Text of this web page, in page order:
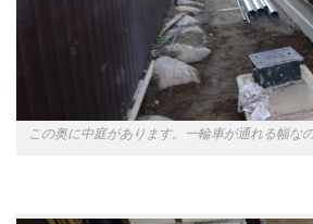
この奥に中庭があります。一輪車が通れる幅な